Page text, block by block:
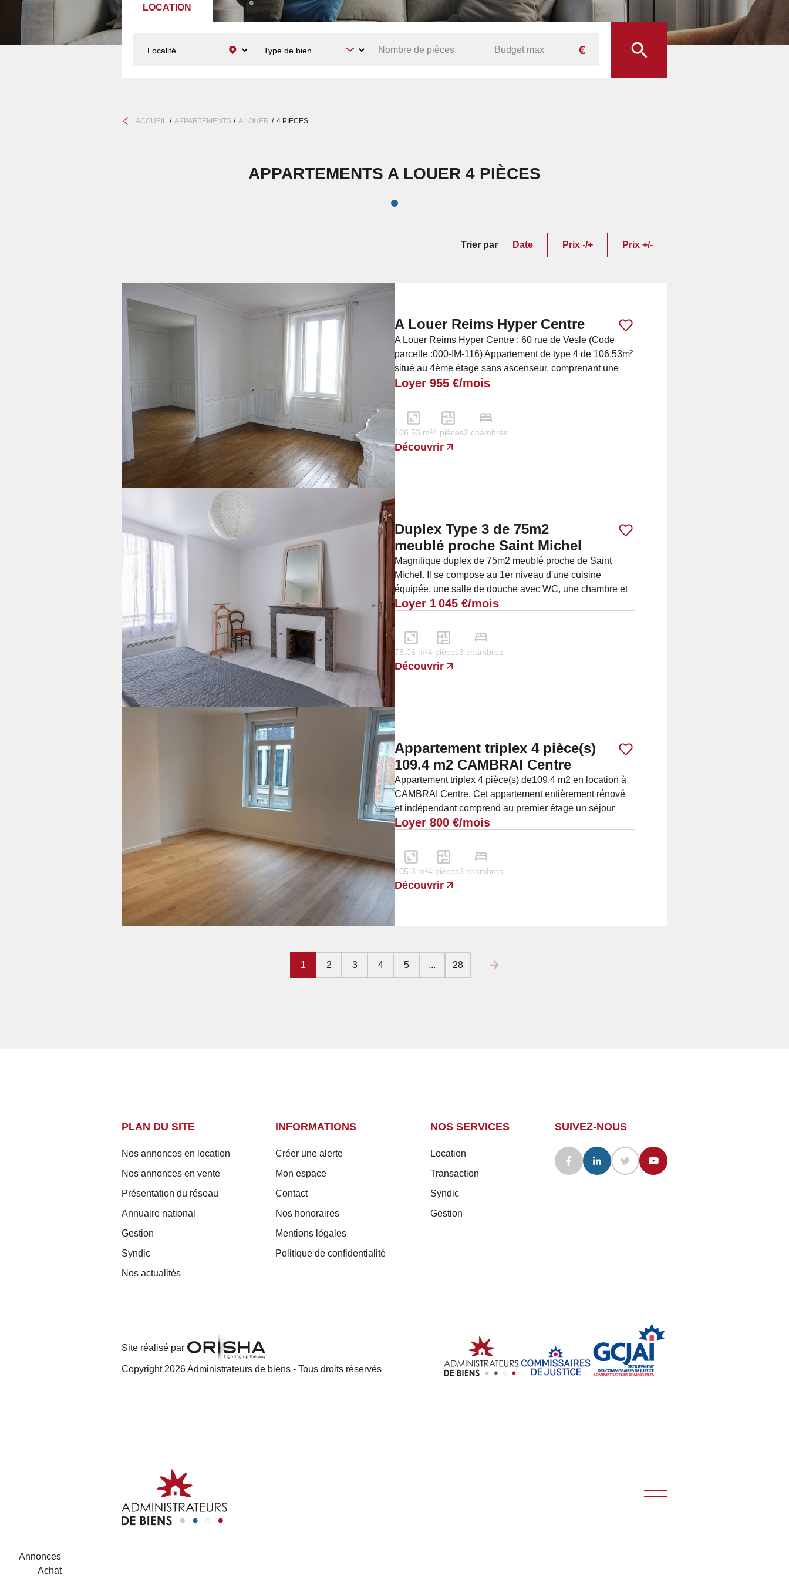
LOCATION
ACCUEIL APPARTEMENTS A LOUER 4 PIÈCES
APPARTEMENTS A LOUER 4 PIÈCES
Trier par Date Prix -/+ Prix +/-
A Louer Reims Hyper Centre
A Louer Reims Hyper Centre : 60 rue de Vesle (Code
parcelle :000-IM-116) Appartement de type 4 de 106.53m²
situé au 4ème étage sans ascenseur, comprenant une
entrée, un...
Loyer 955 €/mois
106.53 m²4 pièces2 chambres
Découvrir
Duplex Type 3 de 75m2
meublé proche Saint Michel
Magnifique duplex de 75m2 meublé proche de Saint
Michel. Il se compose au 1er niveau d'une cuisine
équipée, une salle de douche avec WC, une chambre et
un salon et au second...
Loyer 1 045 €/mois
75.06 m²4 pièces3 chambres
Découvrir
Appartement triplex 4 pièce(s)
109.4 m2 CAMBRAI Centre
Appartement triplex 4 pièce(s) de109.4 m2 en location à
CAMBRAI Centre. Cet appartement entièrement rénové
et indépendant comprend au premier étage un séjour
avec cuisine...
Loyer 800 €/mois
105.3 m²4 pièces3 chambres
Découvrir
1 2 3 4 5 ... 28
PLAN DU SITE
Nos annonces en location
Nos annonces en vente
Présentation du réseau
Annuaire national
Gestion
Syndic
Nos actualités
INFORMATIONS
Créer une alerte
Mon espace
Contact
Nos honoraires
Mentions légales
Politique de confidentialité
NOS SERVICES
Location
Transaction
Syndic
Gestion
SUIVEZ-NOUS
Site réalisé par
Copyright 2026 Administrateurs de biens - Tous droits réservés
Annonces
Achat